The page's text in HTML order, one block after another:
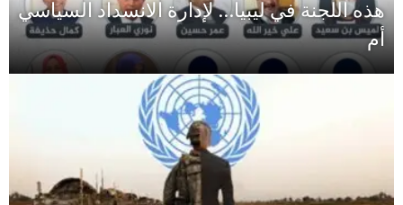
هذه اللجنة في ليبيا… لإدارة الانسداد السياسي
أم